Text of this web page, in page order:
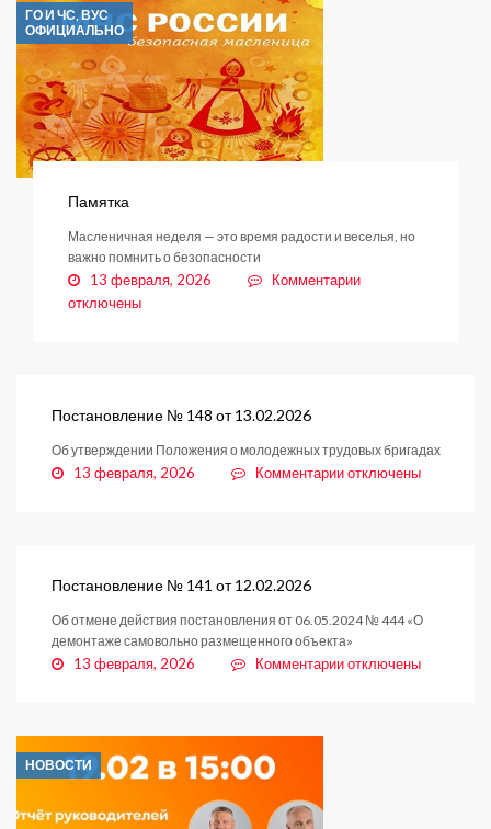
ГО И ЧС, ВУС
ОФИЦИАЛЬНО
Памятка
Масленичная неделя — это время радости и веселья, но
важно помнить о безопасности
13 февраля, 2026 Комментариик
отключены
Постановление № 148 от 13.02.2026
Об утверждении Положения о молодежных трудовых бригадах
13 февраля, 2026 Комментариикотключены
Постановление № 141 от 12.02.2026
Об отмене действия постановления от 06.05.2024 № 444 «О
демонтаже самовольно размещенного объекта»
13 февраля, 2026 Комментариикотключены
НОВОСТИ